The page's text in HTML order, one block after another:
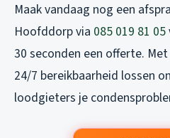
Maak vandaag nog een
Hoofddorp via 085 019 81 05
30 seconden een offerte.
24/7 bereikbaarheid lossen
loodgieters je